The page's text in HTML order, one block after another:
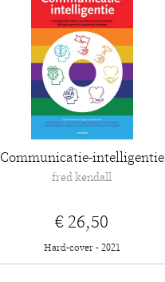
Communicatie-intelligentie
fred kendall
€ 26,50
Hard-cover - 2021